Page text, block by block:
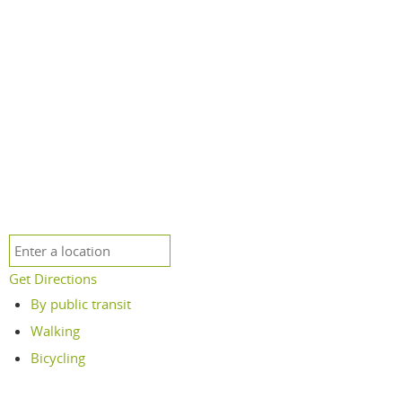
Get Directions
By public transit
Walking
Bicycling